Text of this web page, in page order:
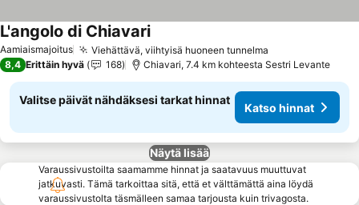
Aamiaismajoitus Viehättävä, viihtyisä huoneen tunnelma
L'angolo di ChiavariKatso hinnat
8,4 Erittäin hyvä 168 Chiavari, 7.4 km kohteesta Sestri Levante
Valitse päivät nähdäksesi tarkat hinnat
Katso hinnat
Näytä lisää
Varaussivustoilta saamamme hinnat ja saatavuus muuttuvat
jatkuvasti. Tämä tarkoittaa sitä, että et välttämättä aina löydä
varaussivustolta täsmälleen samaa tarjousta kuin trivagosta.